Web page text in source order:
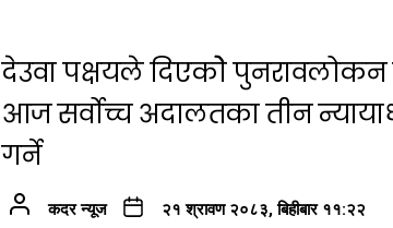
देउवा पक्षयले दिएकोे पुनरावलोकन
आज सर्वोच्च अदालतका तीन
गर्ने
कदर न्यूज २१ श्रावण २०८३, बिहीबार ११:२२